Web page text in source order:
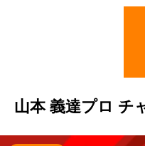
山本 義達プロ チ